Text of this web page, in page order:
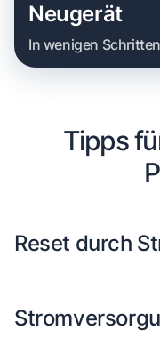
Neugerät
In wenigen
Tipps
Reset durch